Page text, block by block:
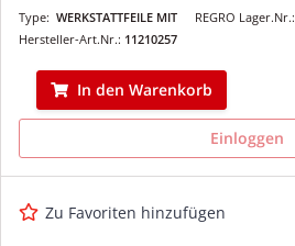
REGRO Lager.Nr.:
Type: WERKSTATTFEILE MIT
Hersteller-Art.Nr.: 11210257
In den Warenkorb
Einloggen
Zu Favoriten hinzufügen